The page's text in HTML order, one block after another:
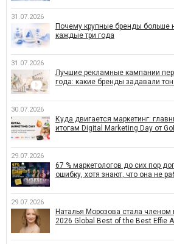
31.07.2026
Почему крупные бренды больше
каждые три года
31.07.2026
Лучшие рекламные кампании
года: какие бренды задавали тон
30.07.2026
Куда двигается маркетинг:
итогам Digital Marketing Day от
29.07.2026
67 % маркетологов до сих пор
ошибку, хотя знают, что она не
29.07.2026
Наталья Морозова стала
2026 Global Best of the Best Effie